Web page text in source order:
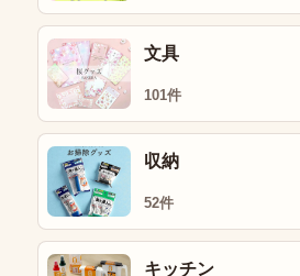
文具
101件
収納
52件
キッチン